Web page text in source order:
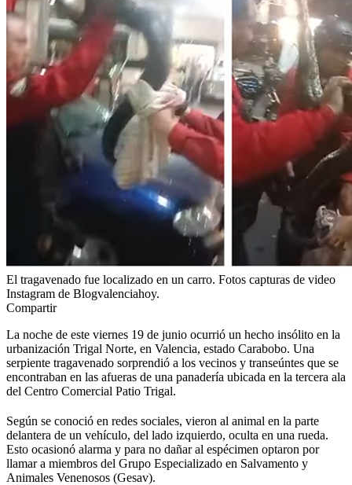
El tragavenado fue localizado en un carro. Fotos capturas de video
Instagram de Blogvalenciahoy.
Compartir
La noche de este viernes 19 de junio ocurrió un hecho insólito en la
urbanización Trigal Norte, en Valencia, estado Carabobo. Una
serpiente tragavenado sorprendió a los vecinos y transeúntes que se
encontraban en las afueras de una panadería ubicada en la tercera ala
del Centro Comercial Patio Trigal.
Según se conoció en redes sociales, vieron al animal en la parte
delantera de un vehículo, del lado izquierdo, oculta en una rueda.
Esto ocasionó alarma y para no dañar al espécimen optaron por
llamar a miembros del Grupo Especializado en Salvamento y
Animales Venenosos (Gesav).